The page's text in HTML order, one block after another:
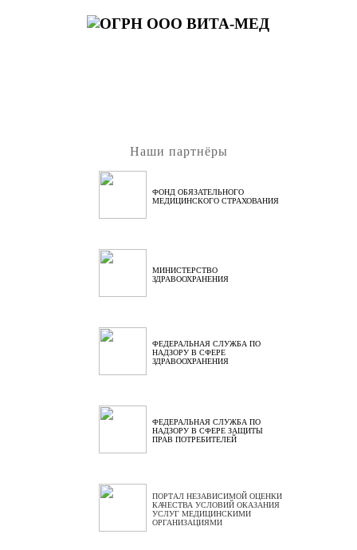
Наши партнёры
ФОНД ОБЯЗАТЕЛЬНОГО
МЕДИЦИНСКОГО СТРАХОВАНИЯ
МИНИСТЕРСТВО
ЗДРАВООХРАНЕНИЯ
ФЕДЕРАЛЬНАЯ СЛУЖБА ПО
НАДЗОРУ В СФЕРЕ
ЗДРАВООХРАНЕНИЯ
ФЕДЕРАЛЬНАЯ СЛУЖБА ПО
НАДЗОРУ В СФЕРЕ ЗАЩИТЫ
ПРАВ ПОТРЕБИТЕЛЕЙ
ПОРТАЛ НЕЗАВИСИМОЙ ОЦЕНКИ
КАЧЕСТВА УСЛОВИЙ ОКАЗАНИЯ
УСЛУГ МЕДИЦИНСКИМИ
ОРГАНИЗАЦИЯМИ